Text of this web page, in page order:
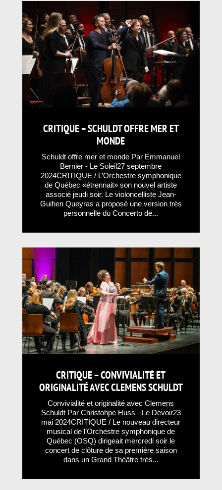
CRITIQUE – SCHULDT OFFRE MER ET
MONDE
Schuldt offre mer et monde Par Emmanuel
Bernier - Le Soleil27 septembre
2024CRITIQUE / L’Orchestre symphonique
de Québec «étrennait» son nouvel artiste
associé jeudi soir. Le violoncelliste Jean-
Guihen Queyras a proposé une version très
personnelle du Concerto de...
CRITIQUE – CONVIVIALITÉ ET
ORIGINALITÉ AVEC CLEMENS SCHULDT
Convivialité et originalité avec Clemens
Schuldt Par Christohpe Huss - Le Devoir23
mai 2024CRITIQUE / Le nouveau directeur
musical de l’Orchestre symphonique de
Québec (OSQ) dirigeait mercredi soir le
concert de clôture de sa première saison
dans un Grand Théâtre très...